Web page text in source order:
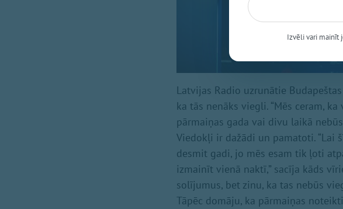
Latvijas Radio uzrunātie
ka tās nenāks viegli. “Mēs ceram,
pārmaiņas gada vai divu laikā
Viedokļi ir dažādi un pamatoti. “Lai
desmit gadi, jo mēs esam tik ļoti
izmainīt vienā naktī,” sacīja kāds
solījumus, bet zinu, ka tas nebūs
Tāpēc domāju, ka pārmaiņas
Izvēli vari mainīt